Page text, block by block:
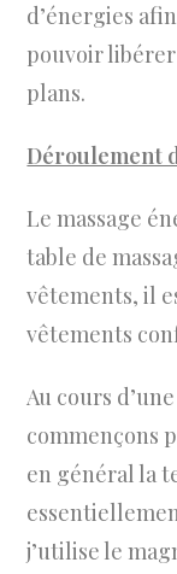
d’énergies
pouvoir
plans.
Déroulement
Le massage
table de
vêtements, il
vêtements
Au cours
commençons
en général la
j’utilise le